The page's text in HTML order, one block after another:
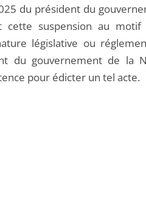
du président du
cette suspension au motif
législative ou
du gouvernement de la
pour édicter un tel acte.